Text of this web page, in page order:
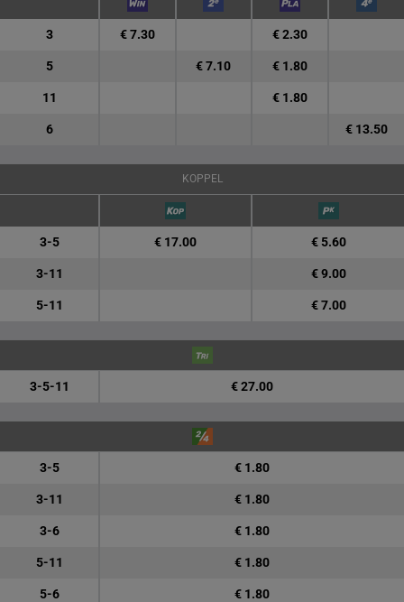
3 € 7.30 € 2.30
5 € 7.10 € 1.80
11 € 1.80
6 € 13.50
KOPPEL
3-5 € 17.00 € 5.60
3-11 € 9.00
5-11 € 7.00
3-5-11 € 27.00
3-5 € 1.80
3-11 € 1.80
3-6 € 1.80
5-11 € 1.80
5-6 € 1.80